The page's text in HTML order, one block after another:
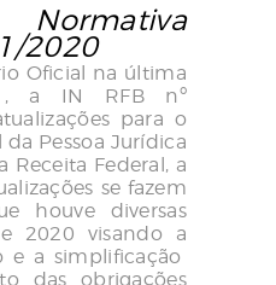
2020
Oficial na última
a IN RFB nº
para o
Pessoa Jurídica
Receita Federal, a
se fazem
houve diversas
2020 visando a
e a simplificação
das obrigações